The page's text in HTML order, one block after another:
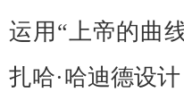
运用“上帝的曲
扎哈·哈迪德设